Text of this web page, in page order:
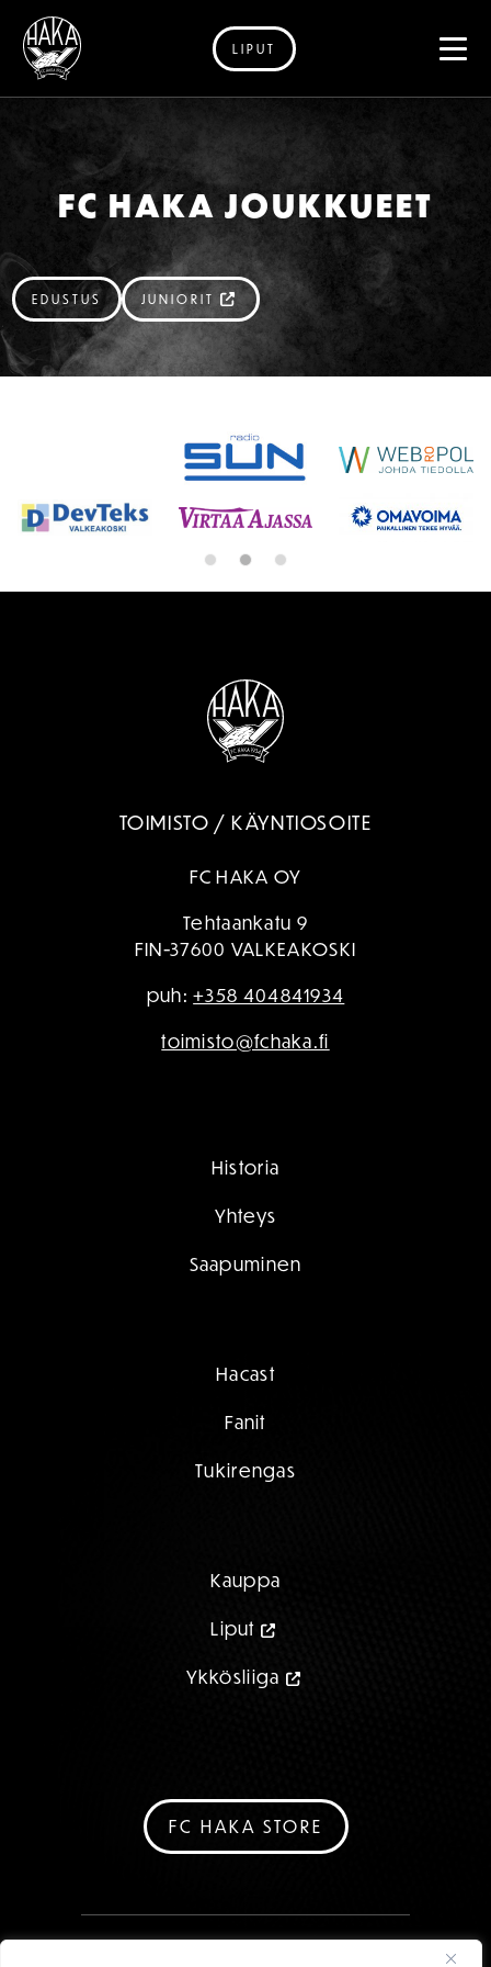
Siirry sisältöön
LIPUT
FC HAKA JOUKKUEET
EDUSTUS JUNIORIT
TOIMISTO / KÄYNTIOSOITE
FC HAKA OY
Tehtaankatu 9
FIN-37600 VALKEAKOSKI
puh:+358 404841934
toimisto@fchaka.fi
Historia
Yhteys
Saapuminen
Hacast
Fanit
Tukirengas
Kauppa
Liput
Ykkösliiga
FC HAKA STORE